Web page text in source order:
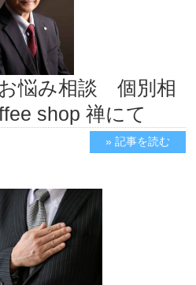
悩み相談 個別相
shop 禅にて
» 記事を読む